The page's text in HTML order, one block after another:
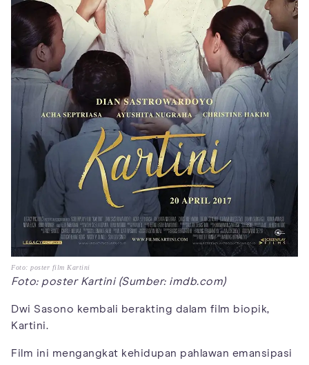
Foto: poster film Kartini
Foto: poster Kartini (Sumber: imdb.com)
Dwi Sasono kembali berakting dalam film biopik,
Kartini.
Film ini mengangkat kehidupan pahlawan emansipasi